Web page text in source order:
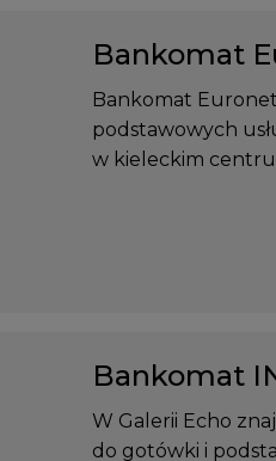
Bankomat
Bankomat
podstawowych
w kieleckim
Bankomat
W Galerii Echo
do gotówki i